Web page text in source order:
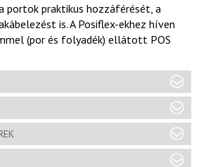
portok praktikus hozzáférését, a
is. A Posiflex-ekhez híven
(por és folyadék) ellátott POS